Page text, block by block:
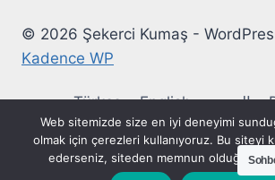
© 2026 Şekerci Kumaş -
Kadence WP
Türkçe English العربية
Ελληνικά
Español
Русский
Polski
Web sitemizde size en iyi deneyimi
olmak için çerezleri kullanıyoruz. Bu siteyi
ederseniz, siteden memnun olduğunuzu